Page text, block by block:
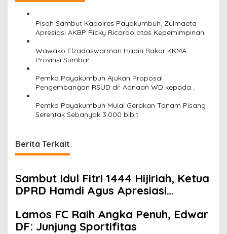
Pisah Sambut Kapolres Payakumbuh, Zulmaeta
Apresiasi AKBP Ricky Ricardo atas Kepemimpinan
Wawako Elzadaswarman Hadiri Rakor KKMA
Provinsi Sumbar
Pemko Payakumbuh Ajukan Proposal
Pengembangan RSUD dr. Adnaan WD kepada
Pemko Payakumbuh Mulai Gerakan Tanam Pisang
Serentak Sebanyak 3.000 bibit
Berita Terkait
Sambut Idul Fitri 1444 Hijiriah, Ketua
DPRD Hamdi Agus Apresiasi
Lamos FC Raih Angka Penuh, Edwar
DF: Junjung Sportifitas